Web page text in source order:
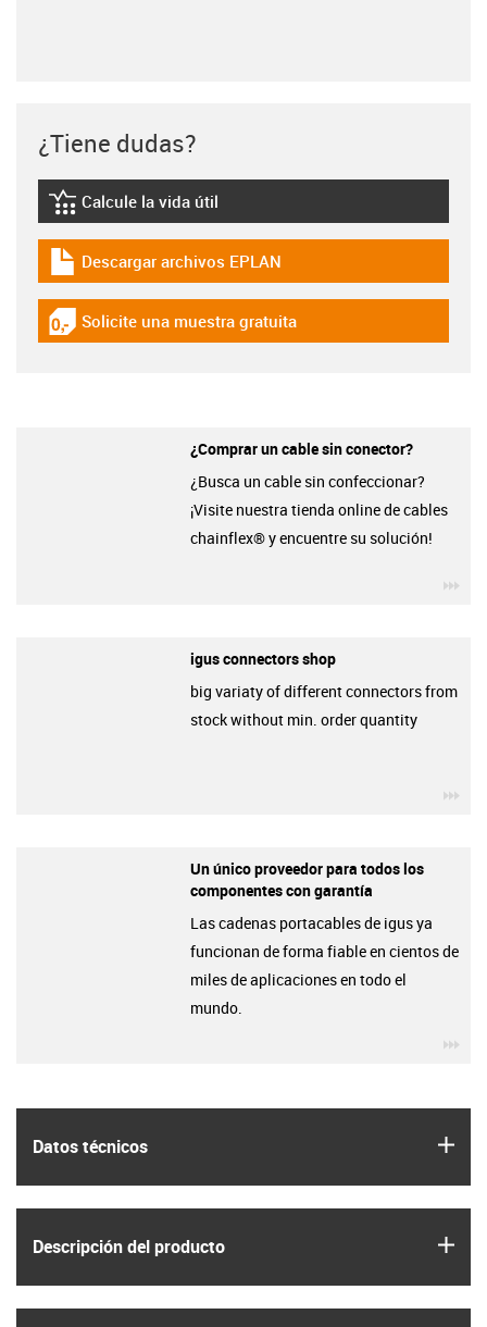
Datos técnicos
Descripción del producto
¿Tiene dudas?
igus-icon-lebensdauerrechner
Calcule la vida útil
igus-icon-download-plan
Descargar archivos EPLAN
igus-icon-gratismuster
Solicite una muestra gratuita
¿Comprar un cable sin conector?
¿Busca un cable sin confeccionar?
¡Visite nuestra tienda online de cables
chainflex® y encuentre su solución!
igus connectors shop
big variaty of different connectors from
stock without min. order quantity
Un único proveedor para todos los
componentes con garantía
Las cadenas portacables de igus ya
funcionan de forma fiable en cientos de
miles de aplicaciones en todo el
mundo.